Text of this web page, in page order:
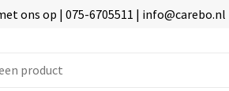
ons op | 075-6705511 | info@carebo.nl